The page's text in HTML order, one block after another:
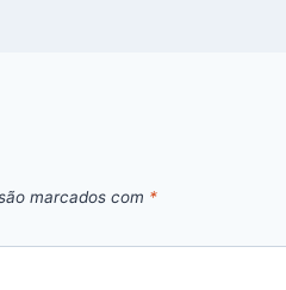
marcados com *